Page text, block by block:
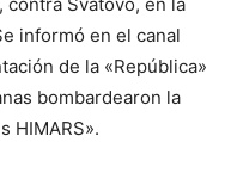
informó en el canal
de la «República»
bombardearon la
HIMARS».